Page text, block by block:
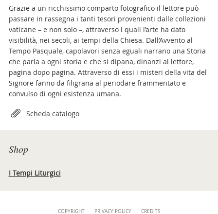
Grazie a un ricchissimo comparto fotografico il lettore può
passare in rassegna i tanti tesori provenienti dalle collezioni
vaticane – e non solo –, attraverso i quali l’arte ha dato
visibilità, nei secoli, ai tempi della Chiesa. Dall’Avvento al
Tempo Pasquale, capolavori senza eguali narrano una Storia
che parla a ogni storia e che si dipana, dinanzi al lettore,
pagina dopo pagina. Attraverso di essi i misteri della vita del
Signore fanno da filigrana al periodare frammentato e
convulso di ogni esistenza umana.
Attachments
Scheda catalogo
Shop
I Tempi Liturgici
COPYRIGHT PRIVACY POLICY CREDITS